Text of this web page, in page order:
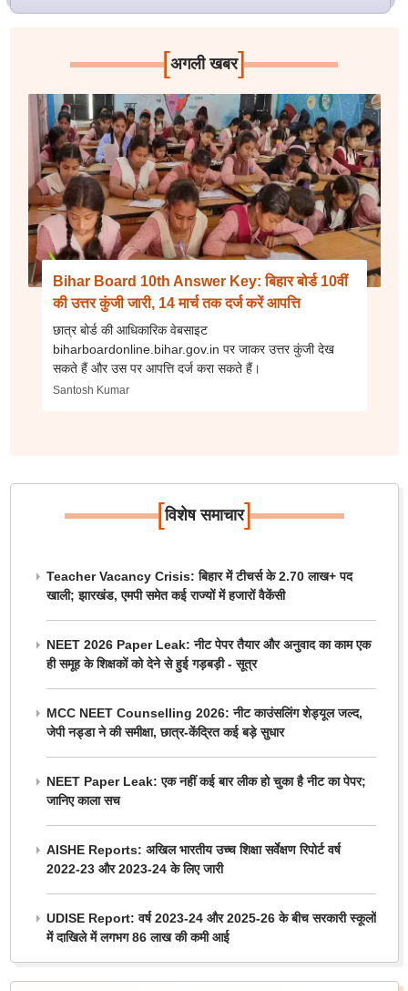
[अगली खबर]
Bihar Board 10th Answer Key: बिहार बोर्ड 10वीं
की उत्तर कुंजी जारी, 14 मार्च तक दर्ज करें आपत्ति
छात्र बोर्ड की आधिकारिक वेबसाइट
biharboardonline.bihar.gov.in पर जाकर उत्तर कुंजी देख
सकते हैं और उस पर आपत्ति दर्ज करा सकते हैं।
Santosh Kumar
[विशेष समाचार]
Teacher Vacancy Crisis: बिहार में टीचर्स के 2.70 लाख+ पद
खाली; झारखंड, एमपी समेत कई राज्यों में हजारों वैकेंसी
NEET 2026 Paper Leak: नीट पेपर तैयार और अनुवाद का काम एक
ही समूह के शिक्षकों को देने से हुई गड़बड़ी - सूत्र
MCC NEET Counselling 2026: नीट काउंसलिंग शेड्यूल जल्द,
जेपी नड्डा ने की समीक्षा, छात्र-केंद्रित कई बड़े सुधार
NEET Paper Leak: एक नहीं कई बार लीक हो चुका है नीट का पेपर;
जानिए काला सच
AISHE Reports: अखिल भारतीय उच्च शिक्षा सर्वेक्षण रिपोर्ट वर्ष
2022-23 और 2023-24 के लिए जारी
UDISE Report: वर्ष 2023-24 और 2025-26 के बीच सरकारी स्कूलों
में दाखिले में लगभग 86 लाख की कमी आई